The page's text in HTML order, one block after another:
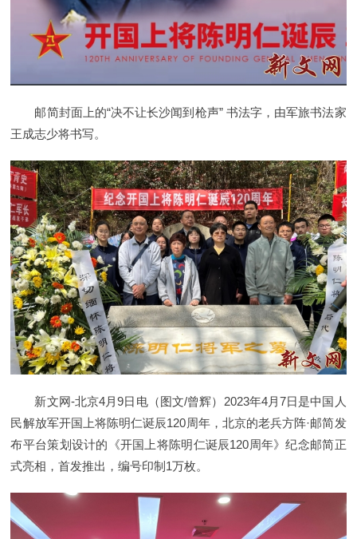
邮简封面上的“决不让长沙闻到枪声” 书法字，由军旅书法家
王成志少将书写。
新文网-北京4月9日电（图文/曾辉）2023年4月7日是中国人
民解放军开国上将陈明仁诞辰120周年，北京的老兵方阵·邮简发
布平台策划设计的《开国上将陈明仁诞辰120周年》纪念邮简正
式亮相，首发推出，编号印制1万枚。